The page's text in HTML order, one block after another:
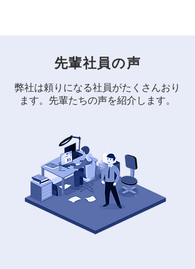
先輩社員の声
弊社は頼りになる社 員がたくさんおり
ます。先輩たちの声を紹介します。